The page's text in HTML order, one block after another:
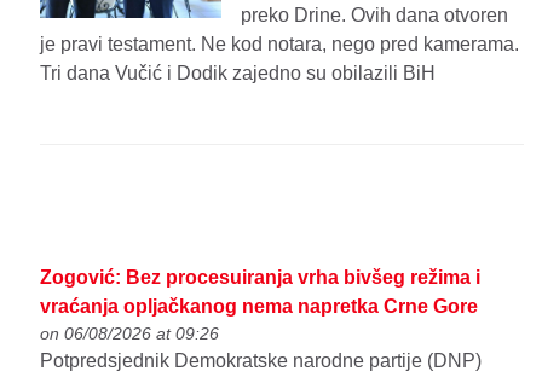
preko Drine. Ovih dana otvoren
je pravi testament. Ne kod notara, nego pred kamerama.
Tri dana Vučić i Dodik zajedno su obilazili BiH
Zogović: Bez procesuiranja vrha bivšeg režima i
vraćanja opljačkanog nema napretka Crne Gore
on 06/08/2026 at 09:26
Potpredsjednik Demokratske narodne partije (DNP)